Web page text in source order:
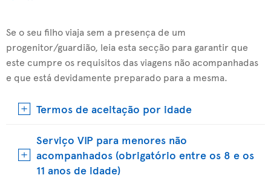
Se o seu filho viaja sem a presença de um
progenitor/guardião, leia esta secção para garantir que
este cumpre os requisitos das viagens não acompanhadas
e que está devidamente preparado para a mesma.
Termos de aceitação por idade
Serviço VIP para menores não
acompanhados (obrigatório entre os 8 e os
11 anos de idade)